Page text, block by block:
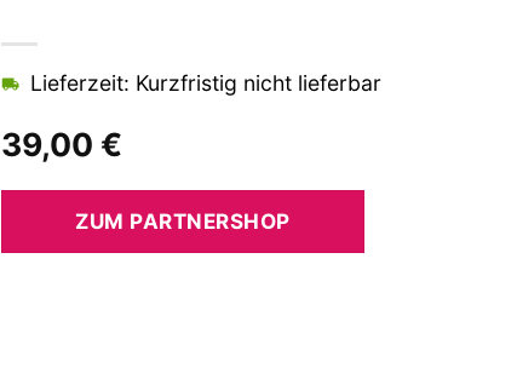
39,00 €
Lieferzeit: Kurzfristig nicht lieferbar
ZUM PARTNERSHOP